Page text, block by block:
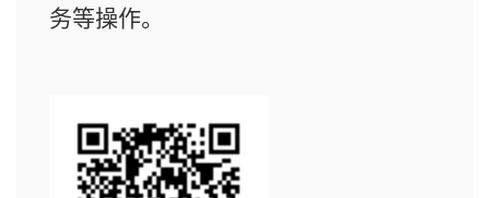
务等操作。